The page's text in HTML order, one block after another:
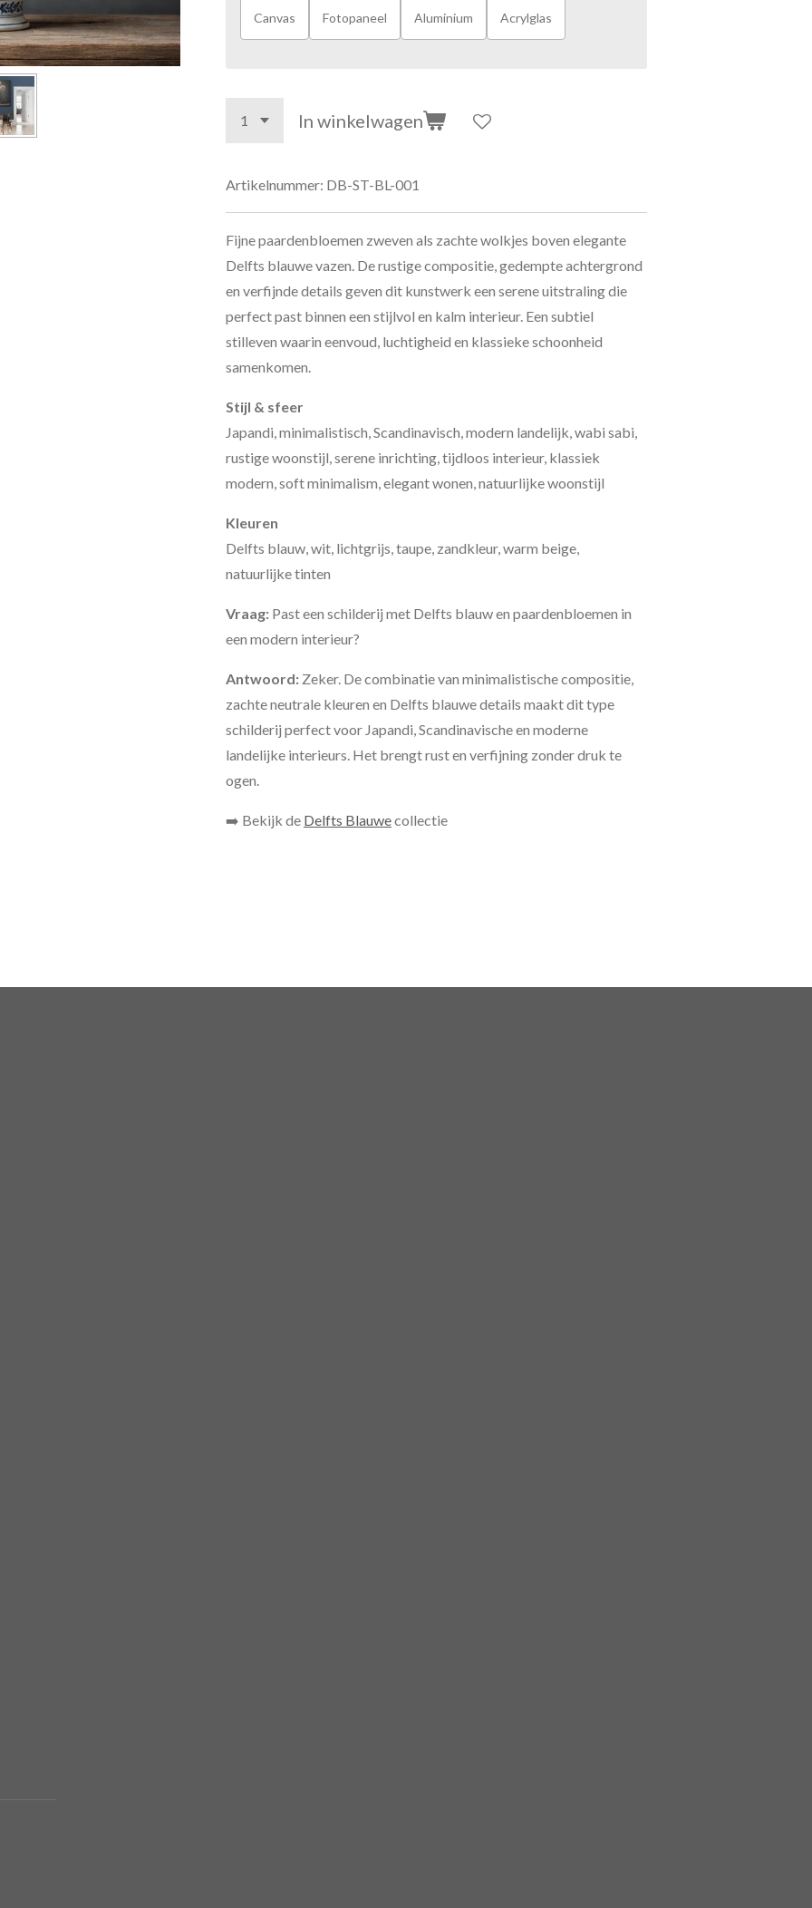
Canvas Fotopaneel Aluminium Acrylglas
In winkelwagen
Artikelnummer: DB-ST-BL-001
Fijne paardenbloemen zweven als zachte wolkjes boven elegante
Delfts blauwe vazen. De rustige compositie, gedempte achtergrond
en verfijnde details geven dit kunstwerk een serene uitstraling die
perfect past binnen een stijlvol en kalm interieur. Een subtiel
stilleven waarin eenvoud, luchtigheid en klassieke schoonheid
samenkomen.
Stijl & sfeer
Japandi, minimalistisch, Scandinavisch, modern landelijk, wabi sabi,
rustige woonstijl, serene inrichting, tijdloos interieur, klassiek
modern, soft minimalism, elegant wonen, natuurlijke woonstijl
Kleuren
Delfts blauw, wit, lichtgrijs, taupe, zandkleur, warm beige,
natuurlijke tinten
Vraag: Past een schilderij met Delfts blauw en paardenbloemen in
een modern interieur?
Antwoord: Zeker. De combinatie van minimalistische compositie,
zachte neutrale kleuren en Delfts blauwe details maakt dit type
schilderij perfect voor Japandi, Scandinavische en moderne
landelijke interieurs. Het brengt rust en verfijning zonder druk te
ogen.
➡️ Bekijk de Delfts Blauwecollectie